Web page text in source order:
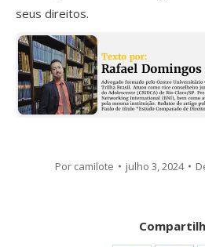
seus direitos.
Por camilote julho 3, 2024